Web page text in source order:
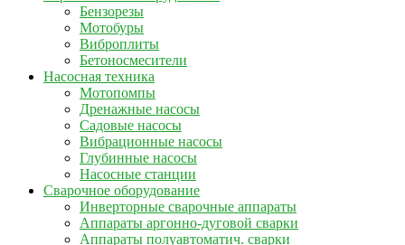
Бензорезы
Мотобуры
Виброплиты
Бетоносмесители
Насосная техника
Мотопомпы
Дренажные насосы
Садовые насосы
Вибрационные насосы
Глубинные насосы
Насосные станции
Сварочное оборудование
Инверторные сварочные аппараты
Аппараты аргонно-дуговой сварки
Аппараты полуавтоматич. сварки